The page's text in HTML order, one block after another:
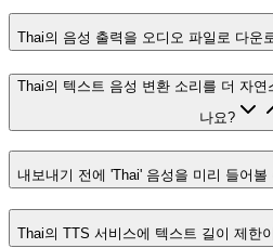
Thai의 음성 출력을 오디오 파일로 다운
Thai의 텍스트 음성 변환 소리를 더 자
나요?
내보내기 전에 'Thai' 음성을 미리 들어볼
Thai의 TTS 서비스에 텍스트 길이 제한